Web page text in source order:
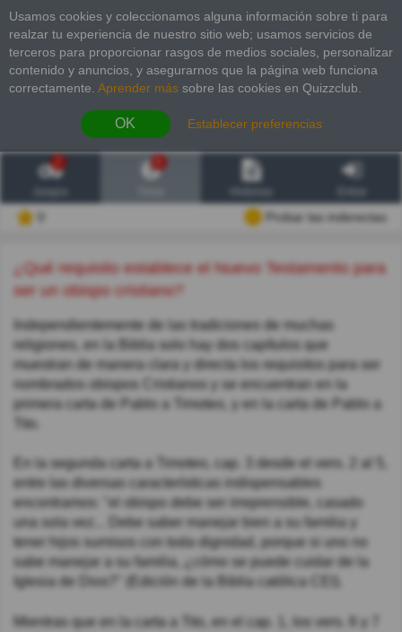
Usamos cookies y coleccionamos alguna información sobre ti para
realzar tu experiencia de nuestro sitio web; usamos servicios de
terceros para proporcionar rasgos de medios sociales, personalizar
contenido y anuncios, y asegurarnos que la página web funciona
correctamente. Aprender más sobre las cookies en Quizzclub.
OK Establecer preferencias
2
Probar las inderectas
¿Qué requisito establece el Nuevo Testamento para
ser un obispo cristiano?
Independientemente de las tradiciones de muchas
religiones, en la Biblia solo hay dos capítulos que
muestran de manera clara y directa los requisitos para ser
nombrados obispos Cristianos y se encuentran en la
primera carta de Pablo a Timoteo, y en la carta de Pablo a
Tito.
En la segunda carta a Timoteo, cap. 3 desde el vers. 2 al 5,
entre las diversas características indispensables
encontramos: "el obispo debe ser irreprensible, casado
una sola vez... Debe saber manejar bien a su familia y
tener hijos sumisos con toda dignidad, porque si uno no
sabe manejar a su familia, ¿cómo se puede cuidar de la
Iglesia de Dios?" (Edición de la Biblia católica CEI).
Mientras que en la carta a Tito, en el cap. 1, los vers. 6 y 7